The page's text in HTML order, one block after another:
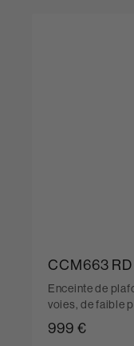
CCM663 RD
Enceinte de
voies, de faible
999 €